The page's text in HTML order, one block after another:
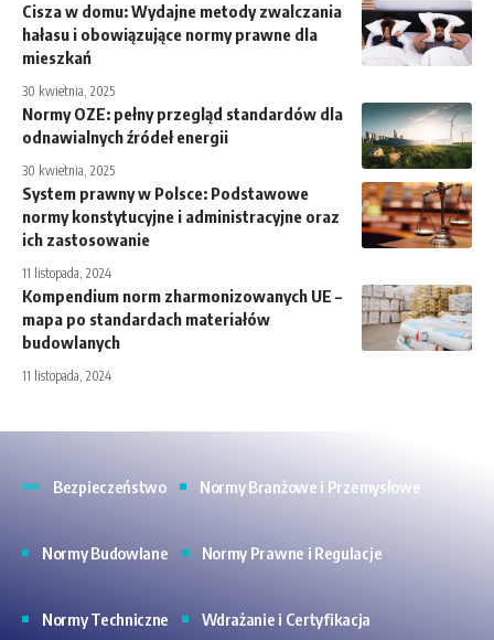
Cisza w domu: Wydajne metody zwalczania
hałasu i obowiązujące normy prawne dla
mieszkań
30 kwietnia, 2025
Normy OZE: pełny przegląd standardów dla
odnawialnych źródeł energii
30 kwietnia, 2025
System prawny w Polsce: Podstawowe
normy konstytucyjne i administracyjne oraz
ich zastosowanie
11 listopada, 2024
Kompendium norm zharmonizowanych UE –
mapa po standardach materiałów
budowlanych
11 listopada, 2024
Bezpieczeństwo Normy Branżowe i Przemysłowe
Normy Budowlane Normy Prawne i Regulacje
Normy Techniczne Wdrażanie i Certyfikacja